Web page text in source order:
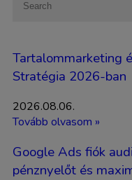
Tartalommarketing
Stratégia 2026-ban
2026.08.06.
Tovább olvasom »
Google Ads fiók
pénznyelőt és